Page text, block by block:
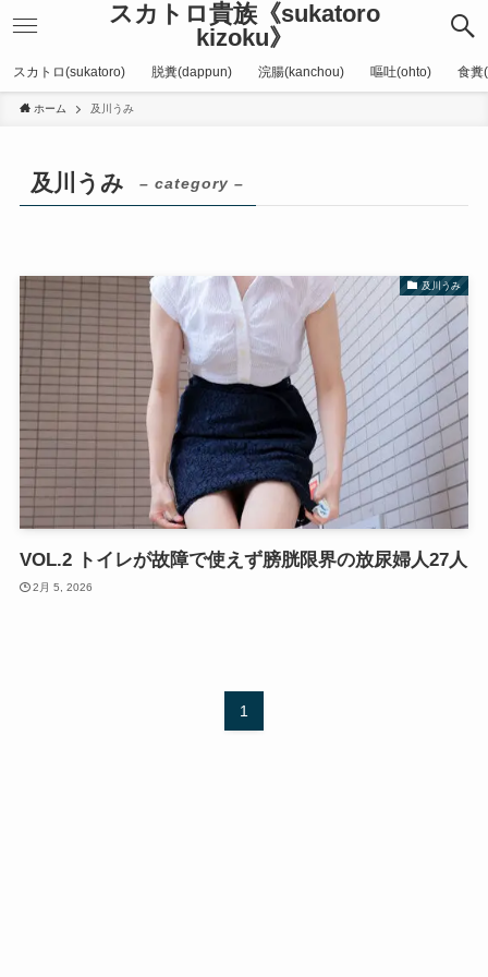
スカトロ貴族《sukatoro
kizoku》
スカトロ(sukatoro) 脱糞(dappun) 浣腸(kanchou) 嘔吐(ohto) 食糞
ホーム 及川うみ
及川うみ – category –
及川うみ
VOL.2 トイレが故障で使えず膀胱限界の放尿婦人27人
2月 5, 2026
1